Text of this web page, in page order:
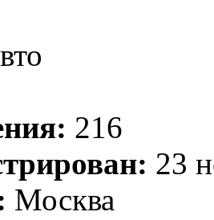
216
23
Москва